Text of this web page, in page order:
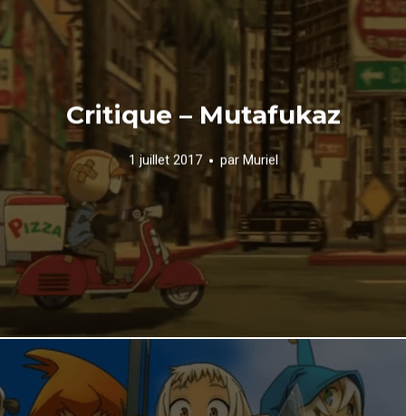
Critique – Mutafukaz
1 juillet 2017 par Muriel